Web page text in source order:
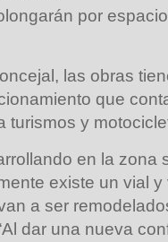
por
las obras
que
turismos y
en la zona
existe un vial
a ser
dar una nueva